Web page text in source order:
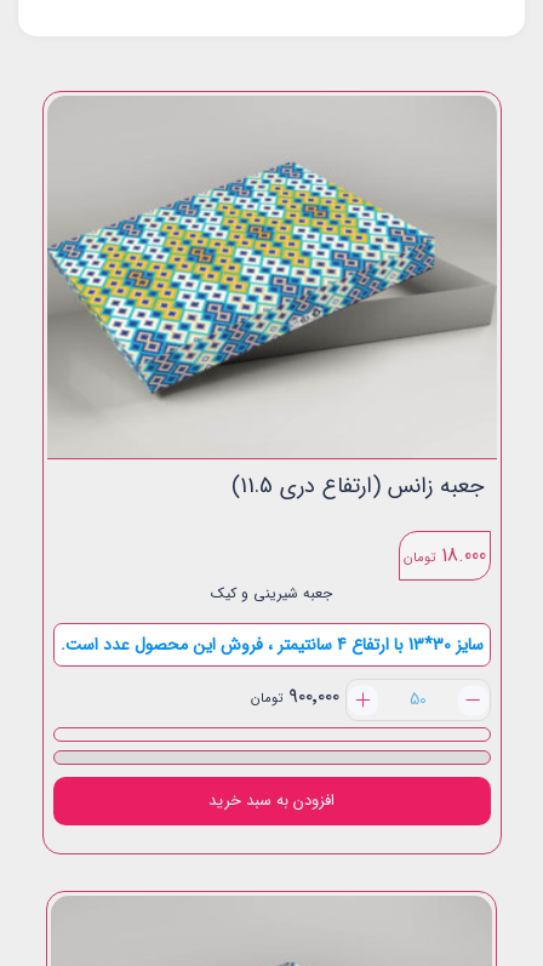
جعبه زانس (ارتفاع دری 11.5)
18.000 تومان
جعبه شیرینی و کیک
سایز 30*13 با ارتفاع 4 سانتیمتر ، فروش این محصول عدد است.
جعبه
زانس
(ارتفاع
دری
11.5)
۹۰۰٬۰۰۰ تومان
افزودن به سبد خرید